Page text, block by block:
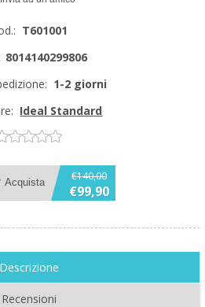
T601001
8014140299806
1-2 giorni
Ideal Standard
€140,00
€99,90
Descrizione
Recensioni